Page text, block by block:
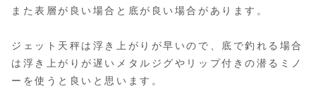
また表層が良い場合と底が良い場合があります。
ジェット天秤は浮き上がりが早いので、底で釣れる場合
は浮き上がりが遅いメタルジグやリップ付きの潜るミノ
ーを使うと良いと思います。